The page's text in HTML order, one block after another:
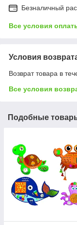
Безналичный
Все условия
Условия
Возврат товара в
Все условия
Подобные